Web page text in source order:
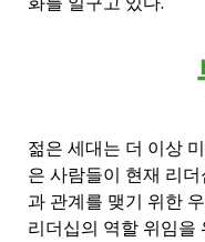
젊은 세대는 더 이상
은 사람들이 현재 리
과 관계를 맺기 위한
리더십의 역할 위임을